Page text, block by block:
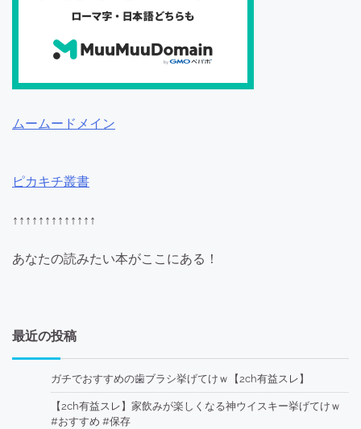
ムームードメイン
ピカキチ叢書
↑↑↑↑↑↑↑↑↑↑↑↑↑
あなたの読みたい本がここにある！
最近の投稿
ガチでおすすめの歯ブラシ挙げてけｗ【2ch有益スレ】
【2ch有益スレ】家飲みが楽しくなる神ウイスキー挙げてけｗ
#おすすめ #保存